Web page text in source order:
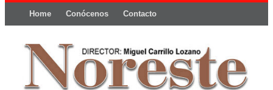
Home Conócenos Contacto